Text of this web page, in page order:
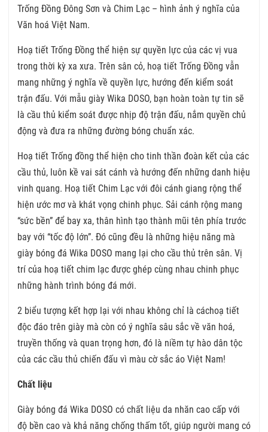
Trống Đồng Đông Sơn và Chim Lạc – hình ảnh ý nghĩa của
Văn hoá Việt Nam.
Hoạ tiết Trống Đồng thể hiện sự quyền lực của các vị vua
trong thời kỳ xa xưa. Trên sân cỏ, hoạ tiết Trống Đồng vẫn
mang những ý nghĩa về quyền lực, hướng đến kiểm soát
trận đấu. Với mẫu giày Wika DOSO, bạn hoàn toàn tự tin sẽ
là cầu thủ kiểm soát được nhịp độ trận đấu, nắm quyền chủ
động và đưa ra những đường bóng chuẩn xác.
Hoạ tiết Trống đồng thể hiện cho tinh thần đoàn kết của các
cầu thủ, luôn kề vai sát cánh và hướng đến những danh hiệu
vinh quang. Hoạ tiết Chim Lạc với đôi cánh giang rộng thể
hiện ước mơ và khát vọng chinh phục. Sải cánh rộng mang
“sức bền” để bay xa, thân hình tạo thành mũi tên phía trước
bay với “tốc độ lớn”. Đó cũng đều là những hiệu năng mà
giày bóng đá Wika DOSO mang lại cho cầu thủ trên sân. Vị
trí của hoạ tiết chim lạc được ghép cùng nhau chinh phục
những hành trình bóng đá mới.
2 biểu tượng kết hợp lại với nhau không chỉ là cáchoạ tiết
độc đáo trên giày mà còn có ý nghĩa sâu sắc về văn hoá,
truyền thống và quan trọng hơn, đó là niềm tự hào dân tộc
của các cầu thủ chiến đấu vì màu cờ sắc áo Việt Nam!
Chất liệu
Giày bóng đá Wika DOSO có chất liệu da nhăn cao cấp với
độ bền cao và khả năng chống thấm tốt, giúp người mang có